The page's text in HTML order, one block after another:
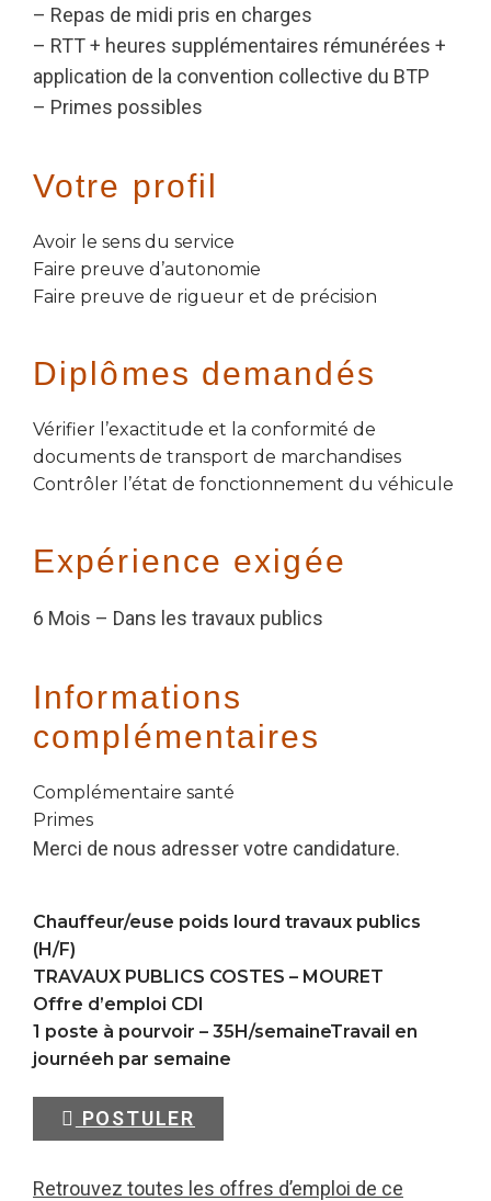
– Repas de midi pris en charges
– RTT + heures supplémentaires rémunérées +
application de la convention collective du BTP
– Primes possibles
Votre profil
Avoir le sens du service
Faire preuve d’autonomie
Faire preuve de rigueur et de précision
Diplômes demandés
Vérifier l’exactitude et la conformité de
documents de transport de marchandises
Contrôler l’état de fonctionnement du véhicule
Expérience exigée
6 Mois – Dans les travaux publics
Informations
complémentaires
Complémentaire santé
Primes
Merci de nous adresser votre candidature.
Chauffeur/euse poids lourd travaux publics
(H/F)
TRAVAUX PUBLICS COSTES – MOURET
Offre d’emploi CDI
1 poste à pourvoir – 35H/semaineTravail en
journéeh par semaine
POSTULER
Retrouvez toutes les offres d’emploi de ce